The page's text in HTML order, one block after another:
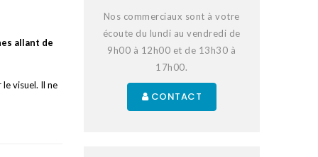
allant de
visuel. Il ne
Nos commerciaux sont à votre
écoute du lundi au vendredi de
9h00 à 12h00 et de 13h30 à
17h00.
CONTACT